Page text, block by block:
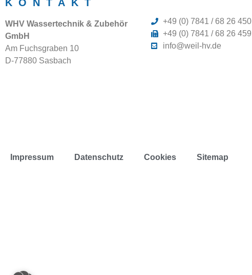
KONTAKT
WHV Wassertechnik & Zubehör
GmbH
Am Fuchsgraben 10
D-77880 Sasbach
+49 (0) 7841 / 68 26 450
+49 (0) 7841 / 68 26 459
info@weil-hv.de
Impressum Datenschutz Cookies Sitemap